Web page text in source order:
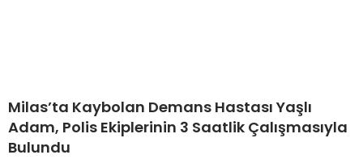
Milas’ta Kaybolan Demans Hastası Yaşlı
Adam, Polis Ekiplerinin 3 Saatlik Çalışmasıyla
Bulundu